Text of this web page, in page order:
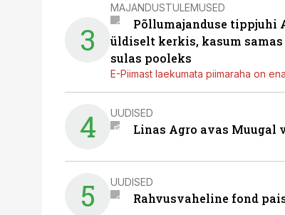
3
MAJANDUSTULEMUSED
Põllumajanduse tippjuhi
üldiselt kerkis, kasum
sulas pooleks
E-Piimast laekumata piimaraha on
4 UUDISED
Linas Agro avas
5 UUDISED
Rahvusvaheline fond